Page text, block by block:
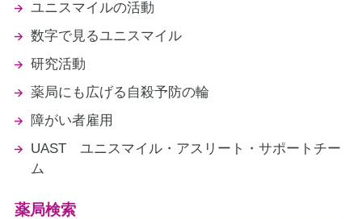
ユニスマイルの活動
数字で見るユニスマイル
研究活動
薬局にも広げる自殺予防の輪
障がい者雇用
UAST ユニスマイル・アスリート・サポートチー
ム
薬局検索